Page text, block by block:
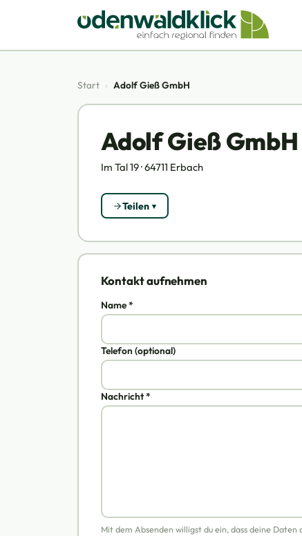
Start › Adolf Gieß GmbH
Adolf Gieß GmbH
Im Tal 19 · 64711 Erbach
Teilen
Kontakt aufnehmen
Name *
Telefon (optional)
Nachricht *
Mit dem Absenden willigst du ein, dass deine